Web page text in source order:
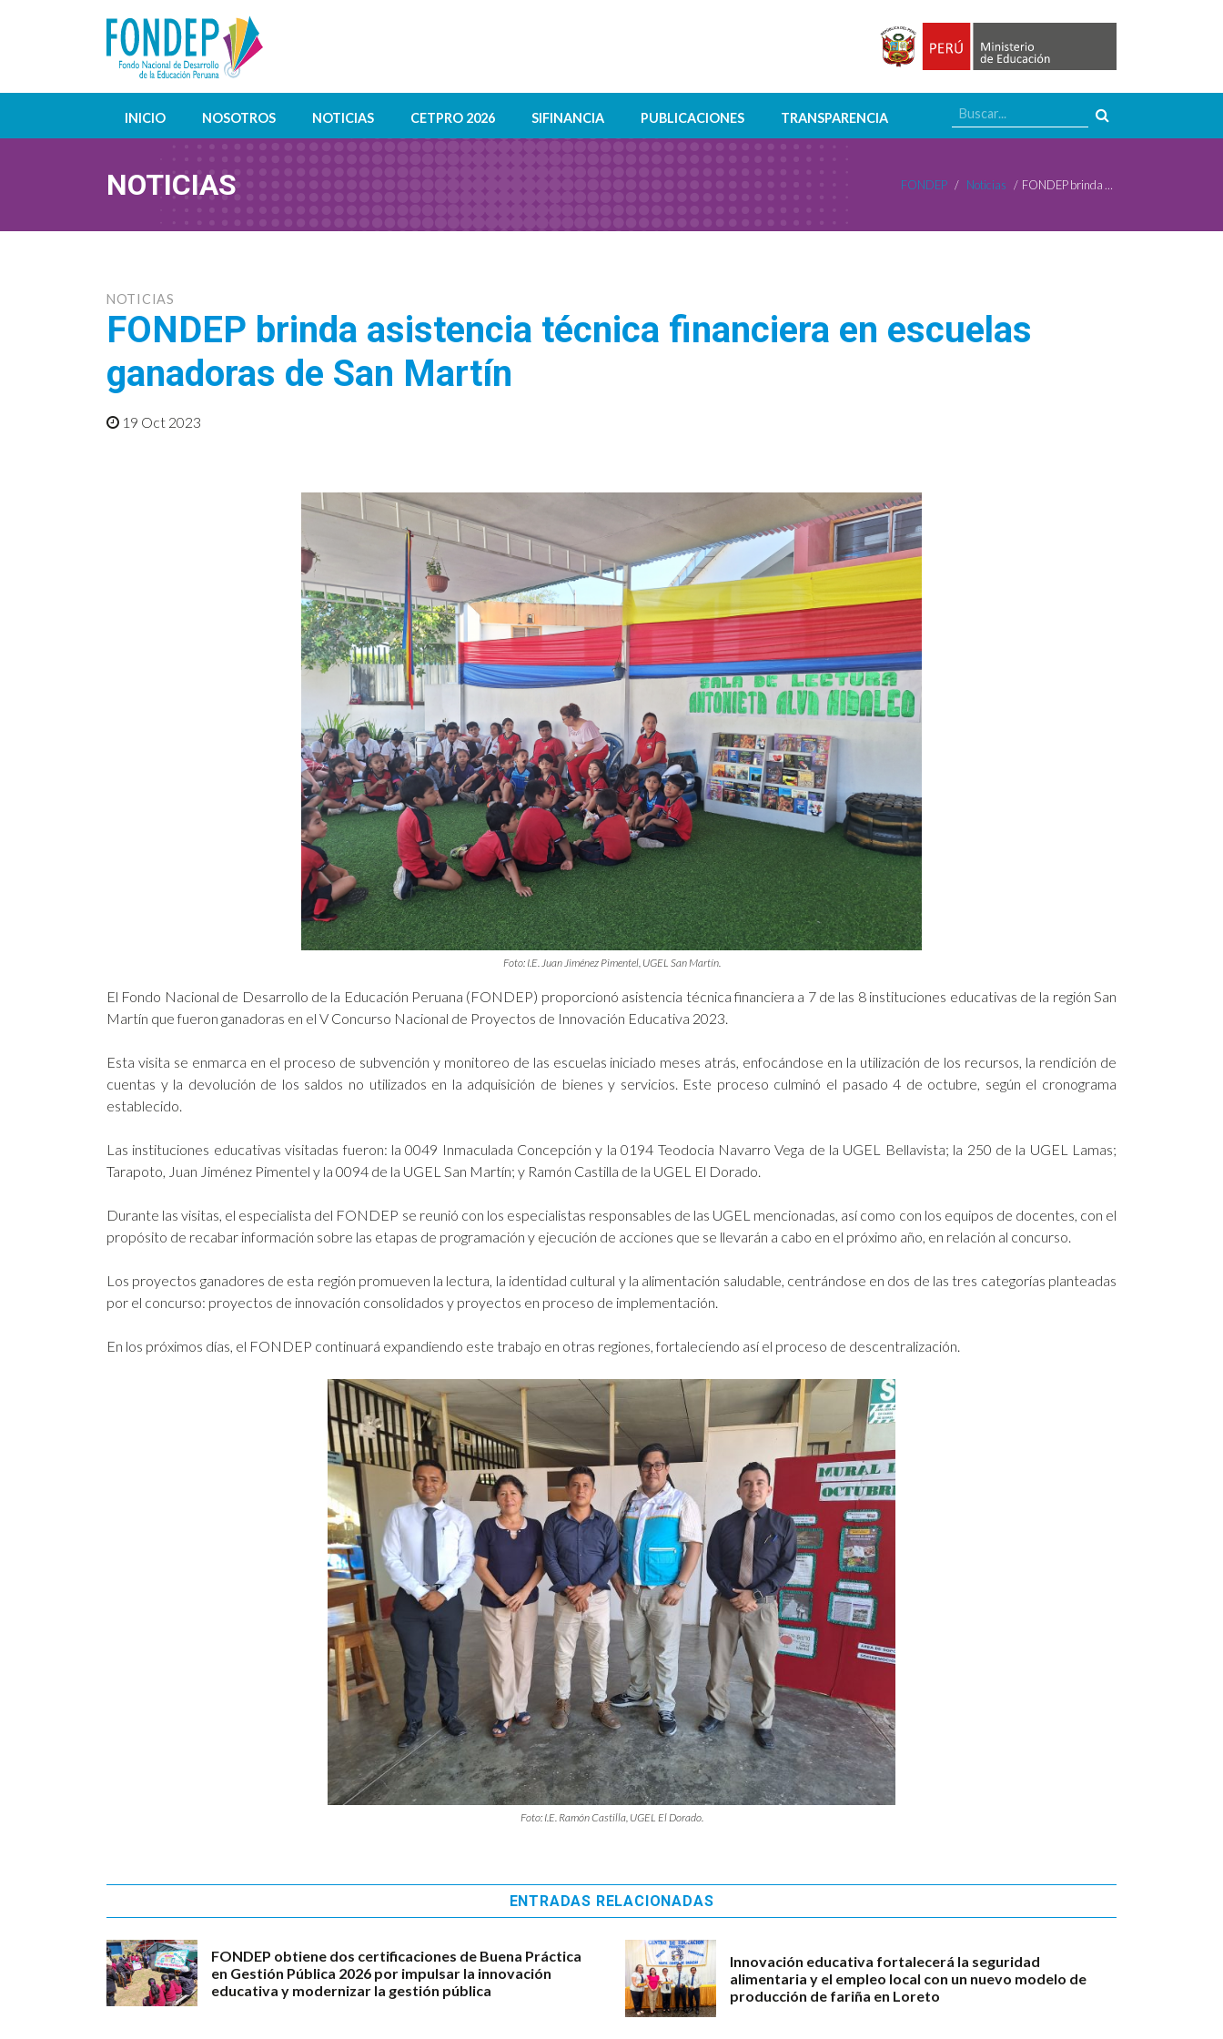
INICIO NOSOTROS NOTICIAS CETPRO 2026 SIFINANCIA PUBLICACIONES TRANSPARENCIA
NOTICIAS FONDEP / Noticias / FONDEP brinda asistencia técnica financiera en escuelas ganadoras de San Martín
NOTICIAS
FONDEP brinda asistencia técnica financiera en escuelas
ganadoras de San Martín
19 Oct 2023
Foto: I.E. Juan Jiménez Pimentel, UGEL San Martín.
El Fondo Nacional de Desarrollo de la Educación Peruana (FONDEP) proporcionó asistencia técnica financiera a 7 de las 8 instituciones educativas de la región San
Martín que fueron ganadoras en el V Concurso Nacional de Proyectos de Innovación Educativa 2023.
Esta visita se enmarca en el proceso de subvención y monitoreo de las escuelas iniciado meses atrás, enfocándose en la utilización de los recursos, la rendición de
cuentas y la devolución de los saldos no utilizados en la adquisición de bienes y servicios. Este proceso culminó el pasado 4 de octubre, según el cronograma
establecido.
Las instituciones educativas visitadas fueron: la 0049 Inmaculada Concepción y la 0194 Teodocia Navarro Vega de la UGEL Bellavista; la 250 de la UGEL Lamas;
Tarapoto, Juan Jiménez Pimentel y la 0094 de la UGEL San Martín; y Ramón Castilla de la UGEL El Dorado.
Durante las visitas, el especialista del FONDEP se reunió con los especialistas responsables de las UGEL mencionadas, así como con los equipos de docentes, con el
propósito de recabar información sobre las etapas de programación y ejecución de acciones que se llevarán a cabo en el próximo año, en relación al concurso.
Los proyectos ganadores de esta región promueven la lectura, la identidad cultural y la alimentación saludable, centrándose en dos de las tres categorías planteadas
por el concurso: proyectos de innovación consolidados y proyectos en proceso de implementación.
En los próximos días, el FONDEP continuará expandiendo este trabajo en otras regiones, fortaleciendo así el proceso de descentralización.
Foto: I.E. Ramón Castilla, UGEL El Dorado.
ENTRADAS RELACIONADAS
FONDEP obtiene dos certificaciones de Buena Práctica
en Gestión Pública 2026 por impulsar la innovación
educativa y modernizar la gestión pública
Innovación educativa fortalecerá la seguridad
alimentaria y el empleo local con un nuevo modelo de
producción de fariña en Loreto